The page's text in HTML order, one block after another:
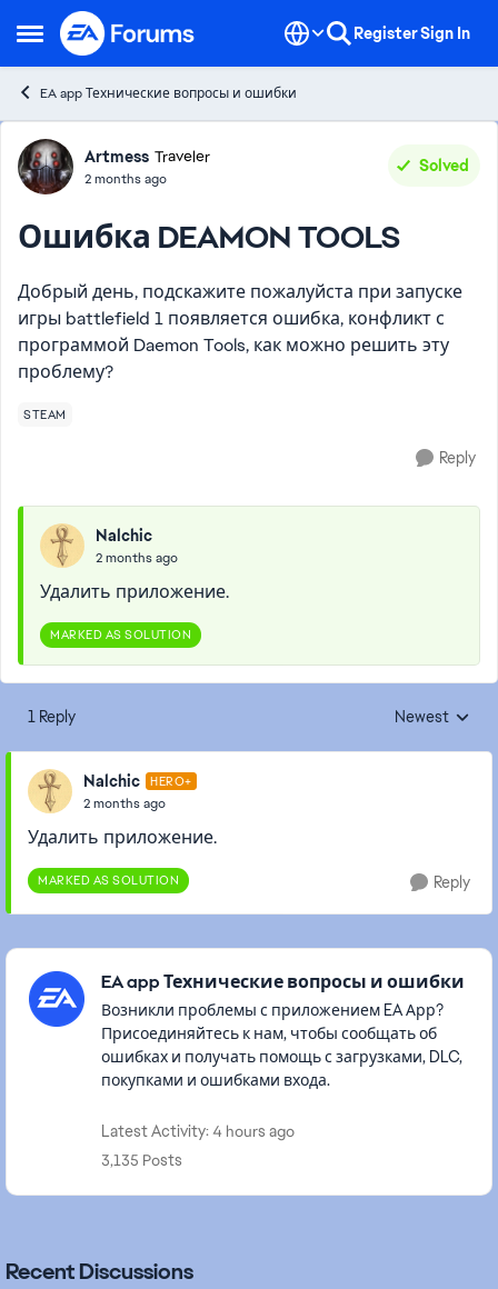
Open Side Menu
Skip to content RegisterSign In
EA app Технические вопросы и ошибки
Forum Discussion
Artmess Traveler
2 months ago
Solved
Ошибка DEAMON TOOLS
Добрый день, подскажите пожалуйста при запуске
игры battlefield 1 появляется ошибка, конфликт с
программой Daemon Tools, как можно решить эту
проблему?
STEAM
Reply
Nalchic
2 months ago
Удалить приложение.
MARKED AS SOLUTION
1 Reply Replies sorted
Newest
Nalchic HERO+
2 months ago
Удалить приложение.
MARKED AS SOLUTION Reply
Featured Places
EA app Технические вопросы и ошибки
Возникли проблемы с приложением EA Арр?
Присоединяйтесь к нам, чтобы сообщать об
ошибках и получать помощь с загрузками, DLC,
покупками и ошибками входа.
Latest Activity: 4 hours ago
3,135 Posts
Recent Discussions